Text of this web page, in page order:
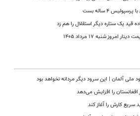
۴ ساله بست
قید یک ستاره دیگر استقلال را هم زد
شنبه ۱۷ مرداد ۱۴۰۵
ملی آلمان | این سرود دیگر مردانه نخواهد بود
افغانستان را افزایش می‌دهد
سریع کارش را آغاز کند